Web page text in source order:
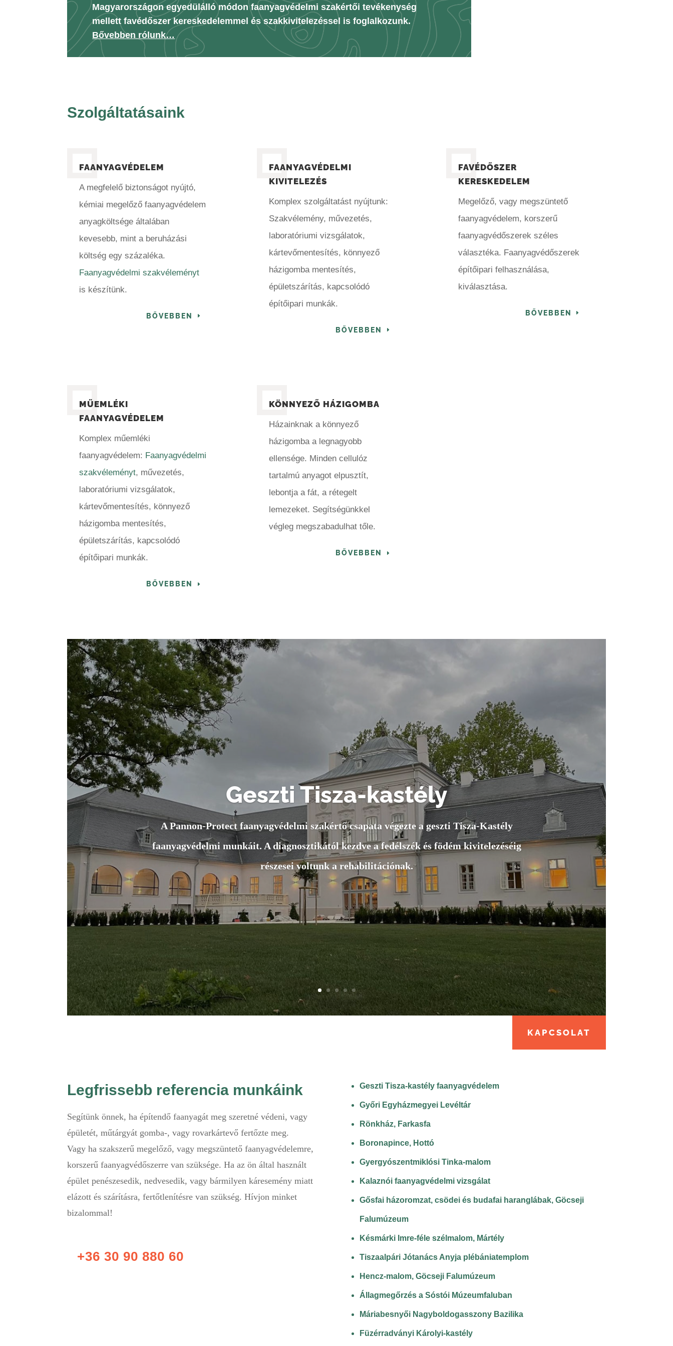
Magyarországon egyedülálló módon faanyagvédelmi szakértői tevékenység
mellett favédőszer kereskedelemmel és szakkivitelezéssel is foglalkozunk.
Bővebben rólunk…
Szolgáltatásaink
FAANYAGVÉDELEM
A megfelelő biztonságot nyújtó,
kémiai megelőző faanyagvédelem
anyagköltsége általában
kevesebb, mint a beruházási
költség egy százaléka.
Faanyagvédelmi szakvéleményt
is készítünk.
BŐVEBBEN
FAANYAGVÉDELMI
KIVITELEZÉS
Komplex szolgáltatást nyújtunk:
Szakvélemény, művezetés,
laboratóriumi vizsgálatok,
kártevőmentesítés, könnyező
házigomba mentesítés,
épületszárítás, kapcsolódó
építőipari munkák.
BŐVEBBEN
FAVÉDŐSZER
KERESKEDELEM
Megelőző, vagy megszüntető
faanyagvédelem, korszerű
faanyagvédőszerek széles
választéka. Faanyagvédőszerek
építőipari felhasználása,
kiválasztása.
BŐVEBBEN
MŰEMLÉKI
FAANYAGVÉDELEM
Komplex műemléki
faanyagvédelem: Faanyagvédelmi
szakvéleményt, művezetés,
laboratóriumi vizsgálatok,
kártevőmentesítés, könnyező
házigomba mentesítés,
épületszárítás, kapcsolódó
építőipari munkák.
BŐVEBBEN
KÖNNYEZŐ HÁZIGOMBA
Házainknak a könnyező
házigomba a legnagyobb
ellensége. Minden cellulóz
tartalmú anyagot elpusztít,
lebontja a fát, a rétegelt
lemezeket. Segítségünkkel
végleg megszabadulhat tőle.
BŐVEBBEN
Geszti Tisza-kastély
A Pannon-Protect faanyagvédelmi szakértő csapata végezte a geszti Tisza-Kastély
faanyagvédelmi munkáit. A diagnosztikától kezdve a fedélszék és födém kivitelezéséig
részesei voltunk a rehabilitációnak.
KAPCSOLAT
Legfrissebb referencia munkáink
Segítünk önnek, ha építendő faanyagát meg szeretné védeni, vagy
épületét, műtárgyát gomba-, vagy rovarkártevő fertőzte meg.
Vagy ha szakszerű megelőző, vagy megszüntető faanyagvédelemre,
korszerű faanyagvédőszerre van szüksége. Ha az ön által használt
épület penészesedik, nedvesedik, vagy bármilyen káresemény miatt
elázott és szárításra, fertőtlenítésre van szükség. Hívjon minket
bizalommal!
+36 30 90 880 60
Geszti Tisza-kastély faanyagvédelem
Győri Egyházmegyei Levéltár
Rönkház, Farkasfa
Boronapince, Hottó
Gyergyószentmiklósi Tinka-malom
Kalaznói faanyagvédelmi vizsgálat
Gősfai házoromzat, csödei és budafai haranglábak, Göcseji
Falumúzeum
Késmárki Imre-féle szélmalom, Mártély
Tiszaalpári Jótanács Anyja plébániatemplom
Hencz-malom, Göcseji Falumúzeum
Állagmegőrzés a Sóstói Múzeumfaluban
Máriabesnyői Nagyboldogasszony Bazilika
Füzérradványi Károlyi-kastély